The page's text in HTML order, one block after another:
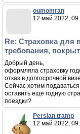
oumomran
12 май 2022,
Re: Страховка
требования,
Добрый день,
оформляла страховку
отказ в долгосрочной визе
Сейчас хотим
оставить еще годную
поездки?
Persian tramp
12 май 2022,